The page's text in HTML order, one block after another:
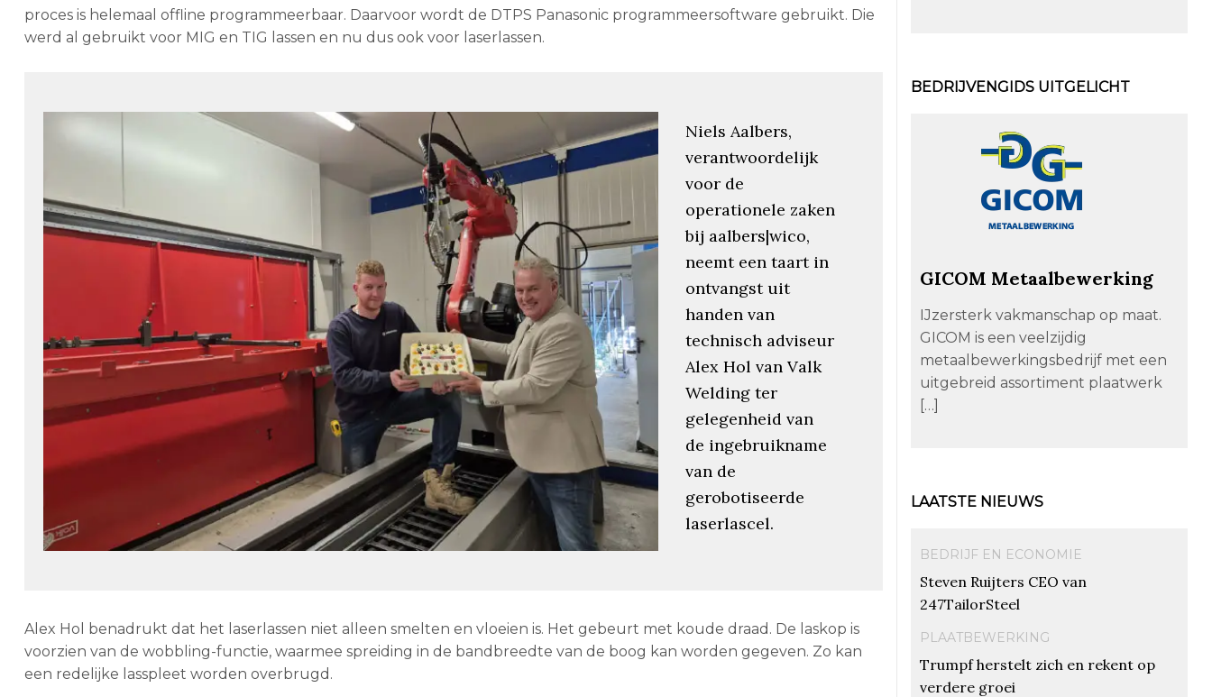
proces is helemaal offline programmeerbaar. Daarvoor wordt de DTPS Panasonic programmeersoftware gebruikt. Die
werd al gebruikt voor MIG en TIG lassen en nu dus ook voor laserlassen.
Niels Aalbers,
verantwoordelijk
voor de
operationele zaken
bij aalbers|wico,
neemt een taart in
ontvangst uit
handen van
technisch adviseur
Alex Hol van Valk
Welding ter
gelegenheid van
de ingebruikname
van de
gerobotiseerde
laserlascel.
Alex Hol benadrukt dat het laserlassen niet alleen smelten en vloeien is. Het gebeurt met koude draad. De laskop is
voorzien van de wobbling-functie, waarmee spreiding in de bandbreedte van de boog kan worden gegeven. Zo kan
een redelijke lasspleet worden overbrugd.
BEDRIJVENGIDS UITGELICHT
GICOM Metaalbewerking
IJzersterk vakmanschap op maat.
GICOM is een veelzijdig
metaalbewerkingsbedrijf met een
uitgebreid assortiment plaatwerk
[…]
LAATSTE NIEUWS
BEDRIJF EN ECONOMIE
Steven Ruijters CEO van
247TailorSteel
PLAATBEWERKING
Trumpf herstelt zich en rekent op
verdere groei